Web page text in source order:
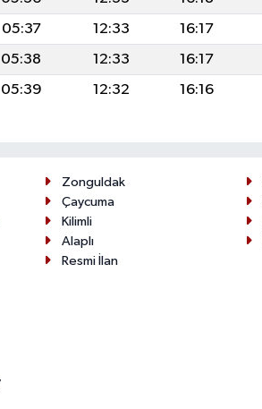
05:37 12:33 16:17
05:38 12:33 16:17
05:39 12:32 16:16
Zonguldak
Çaycuma
Kilimli
Alaplı
Resmi İlan